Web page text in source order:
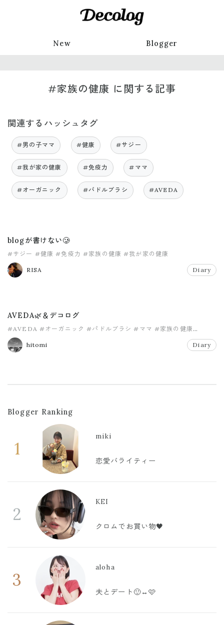
New Blogger
#家族の健康 に関する記事
関連するハッシュタグ
#男の子ママ #健康 #サジー
#我が家の健康 #免疫力 #ママ
#オーガニック #パドルブラシ #AVEDA
blogが書けない🥲
#サジー #健康 #免疫力 #家族の健康 #我が家の健康
RISA Diary
AVEDA🌿＆デコログ
#AVEDA #オーガニック #パドルブラシ #ママ #家族の健康
#男の子ママ
hitomi
Diary
Blogger Ranking
1
miki
恋愛バライティー
2
KEI
クロムでお買い物🖤
3
aloha
夫とデート🙂‍↔️🩷